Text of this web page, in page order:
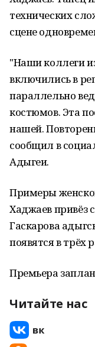
технических
сцене
"Наши коллеги
включились в
параллельно
костюмов. Эта
нашей.
сообщил в
Адыгеи.
Примеры
Хаджаев привёз
Гаскарова
появятся в трёх
Премьера
Читайте нас